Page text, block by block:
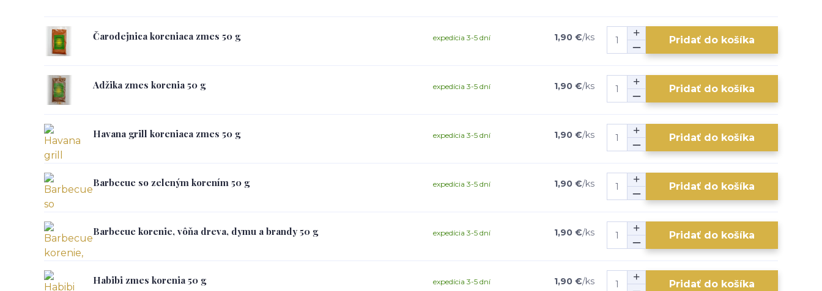
Čarodejnica koreniaca zmes 50 g 1,90 €/ks
expedícia 3-5 dní Pridať do košíka
Adžika zmes korenia 50 g 1,90 €/ks
expedícia 3-5 dní Pridať do košíka
Havana grill koreniaca zmes 50 g 1,90 €/ks
expedícia 3-5 dní Pridať do košíka
Barbecue so zeleným korením 50 g 1,90 €/ks
expedícia 3-5 dní Pridať do košíka
Barbecue korenie, vôňa dreva, dymu a brandy 50 g 1,90 €/ks
expedícia 3-5 dní Pridať do košíka
Habibi zmes korenia 50 g 1,90 €/ks
expedícia 3-5 dní Pridať do košíka